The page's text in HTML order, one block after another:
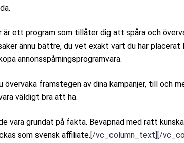
är ett program som tillåter dig att spåra och
ännu bättre, du vet exakt vart du har placerat
annonsspårningsprogramvara.
övervaka framstegen av dina kampanjer, till och
väldigt bra att ha.
vara grundat på fakta. Beväpnad med rätt
som svensk affiliate. [/vc_column_text][/